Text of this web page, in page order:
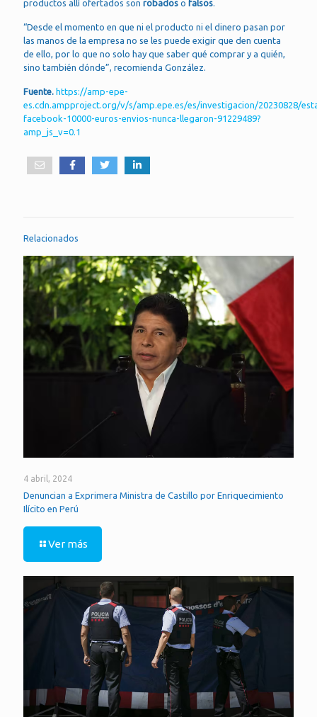
productos allí ofertados son robados o falsos.
“Desde el momento en que ni el producto ni el dinero pasan por
las manos de la empresa no se les puede exigir que den cuenta
de ello, por lo que no solo hay que saber qué comprar y a quién,
sino también dónde”, recomienda González.
Fuente. https://amp-epe-
es.cdn.ampproject.org/v/s/amp.epe.es/es/investigacion/20230828/
facebook-10000-euros-envios-nunca-llegaron-91229489?
amp_js_v=0.1
Relacionados
4 abril, 2024
Denuncian a Exprimera Ministra de Castillo por Enriquecimiento
Ilícito en Perú
Ver más